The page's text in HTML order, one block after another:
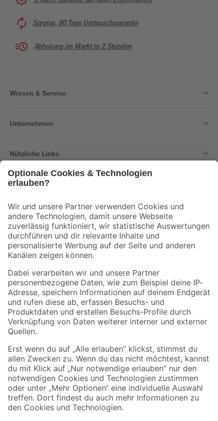
Sorglos, 90 Tage Umtauschgarantie
Abholung im Markt in 2 Stunden
Wissen & Service
Unternehmen
Nützliche Links
Der toom Newsletter: Keine Angebote und Aktionen mehr verpassen!
Zur Newsletter Anmeldung
Folge uns
Zahlungsarten Versandarten
Sicher einkaufen
Jetzt die toom-App herunterladen